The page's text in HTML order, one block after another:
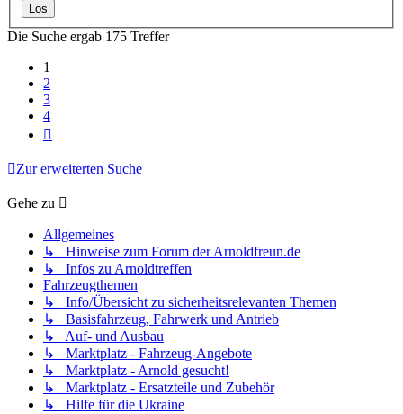
Die Suche ergab 175 Treffer
1
2
3
4
Zur erweiterten Suche
Gehe zu
Allgemeines
↳ Hinweise zum Forum der Arnoldfreun.de
↳ Infos zu Arnoldtreffen
Fahrzeugthemen
↳ Info/Übersicht zu sicherheitsrelevanten Themen
↳ Basisfahrzeug, Fahrwerk und Antrieb
↳ Auf- und Ausbau
↳ Marktplatz - Fahrzeug-Angebote
↳ Marktplatz - Arnold gesucht!
↳ Marktplatz - Ersatzteile und Zubehör
↳ Hilfe für die Ukraine